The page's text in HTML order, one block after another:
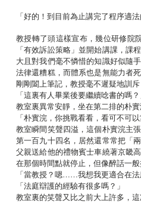
「好的！到目前為止講完了程序適
教授轉了頭這樣宣布，幾位研修院
「有效訴訟策略」並開始講課，
大且對我們毫不憐惜的知識好似隨
法律還糟糕，而體系也是無能力者
剛剛闔上筆記，教授毫不遲疑地訓
「這裏有人畢業後要繼續唸書的嗎？
教室裏異常安靜，坐在第二排的朴
「朴實浣，你挑戰看看，看可不可以
教室瞬間笑聲四溢，這個朴實浣主
第一百九十四名，居然還常常把「
父親送給他的禮物賓士車繞著京畿
在那個時間點就停止，但像醉話一
「當教授？嗯……我想我更適合在法
「法庭辯護的經驗有很多嗎？」
教室裏的笑聲又比之前大上許多，這